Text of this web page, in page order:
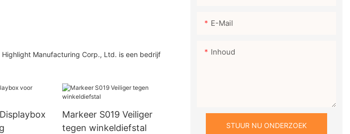
Manufacturing Corp., Ltd. is een bedrijf
Markeer S019 Veiliger
tegen winkeldiefstal
E-Mail
Inhoud
STUUR NU ONDERZOEK